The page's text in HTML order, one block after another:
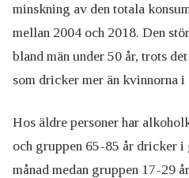
minskning av den totala
mellan 2004 och 2018. Den
bland män under 50 år, trots
som dricker mer än kvinnorna
Hos äldre personer har
och gruppen 65-85 år dricker i
månad medan gruppen 17-29